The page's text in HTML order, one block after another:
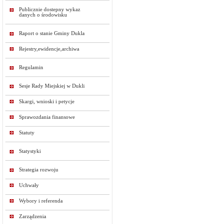
Publicznie dostepny wykaz
danych o środowisku
Raport o stanie Gminy Dukla
Rejestry,ewidencje,archiwa
Regulamin
Sesje Rady Miejskiej w Dukli
Skargi, wnioski i petycje
Sprawozdania finansowe
Statuty
Statystyki
Strategia rozwoju
Uchwały
Wybory i referenda
Zarządzenia